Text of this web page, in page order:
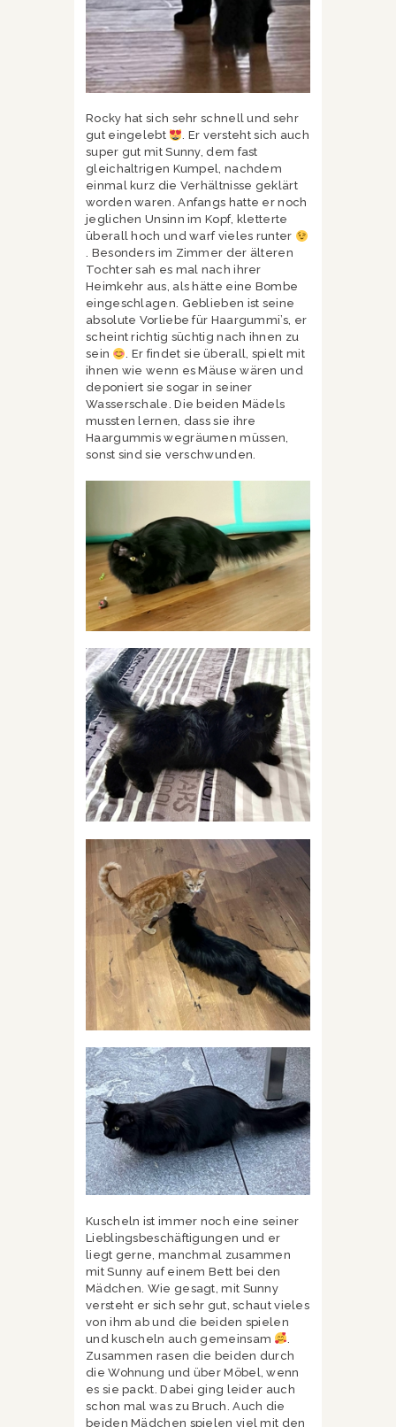
Rocky hat sich sehr schnell und sehr
gut eingelebt
. Er versteht sich auch
super gut mit Sunny, dem fast
gleichaltrigen Kumpel, nachdem
einmal kurz die Verhältnisse geklärt
worden waren. Anfangs hatte er noch
jeglichen Unsinn im Kopf, kletterte
überall hoch und warf vieles runter
. Besonders im Zimmer der älteren
Tochter sah es mal nach ihrer
Heimkehr aus, als hätte eine Bombe
eingeschlagen. Geblieben ist seine
absolute Vorliebe für Haargummi’s, er
scheint richtig süchtig nach ihnen zu
sein
. Er findet sie überall, spielt mit
ihnen wie wenn es Mäuse wären und
deponiert sie sogar in seiner
Wasserschale. Die beiden Mädels
mussten lernen, dass sie ihre
Haargummis wegräumen müssen,
sonst sind sie verschwunden.
Kuscheln ist immer noch eine seiner
Lieblingsbeschäftigungen und er
liegt gerne, manchmal zusammen
mit Sunny auf einem Bett bei den
Mädchen. Wie gesagt, mit Sunny
versteht er sich sehr gut, schaut vieles
von ihm ab und die beiden spielen
und kuscheln auch gemeinsam
Zusammen rasen die beiden durch
die Wohnung und über Möbel, wenn
es sie packt. Dabei ging leider auch
schon mal was zu Bruch. Auch die
beiden Mädchen spielen viel mit den